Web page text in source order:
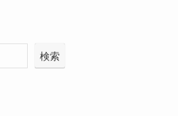
検索